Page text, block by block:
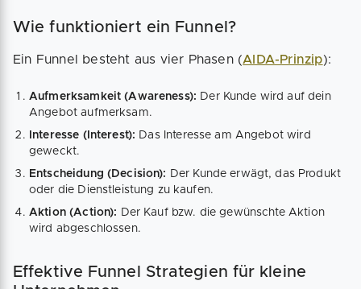
Wie funktioniert ein Funnel?
Ein Funnel besteht aus vier Phasen (AIDA-Prinzip):
Aufmerksamkeit (Awareness): Der Kunde wird auf dein
Angebot aufmerksam.
Interesse (Interest): Das Interesse am Angebot wird
geweckt.
Entscheidung (Decision): Der Kunde erwägt, das Produkt
oder die Dienstleistung zu kaufen.
Aktion (Action): Der Kauf bzw. die gewünschte Aktion
wird abgeschlossen.
Effektive Funnel Strategien für kleine